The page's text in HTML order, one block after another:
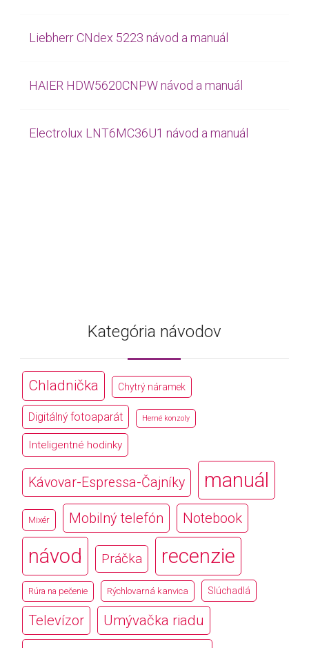
Liebherr CNdex 5223 návod a manuál
HAIER HDW5620CNPW návod a manuál
Electrolux LNT6MC36U1 návod a manuál
Kategória návodov
Chladnička Chytrý náramek
Digitálný fotoaparát Herné konzoly
Inteligentné hodinky
Kávovar-Espressa-Čajníky manuál
Mixér Mobilný telefón Notebook
návod Práčka recenzie
Rúra na pečenie Rýchlovarná kanvica Slúchadlá
Televízor Umývačka riadu